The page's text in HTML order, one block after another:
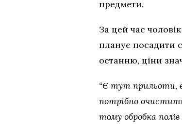
предмети.
За цей час
планує посадити
останню, ціни
“Є тут прильоти,
потрібно
тому обробка